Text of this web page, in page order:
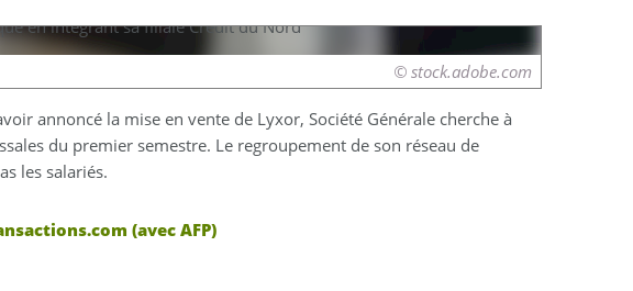
© stock.adobe.com
annoncé la mise en vente de Lyxor, Société Générale cherche à
du premier semestre. Le regroupement de son réseau de
les salariés.
(avec AFP)